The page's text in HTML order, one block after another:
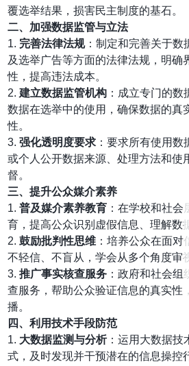
覆选举结果，损害民主制度的基石。
二、加强数据监管与立法
1. 完善法律法规：制定和完善关于数
及选举广告等方面的法律法规，明确
性，提高违法成本。
2.建立数据监管机构 ：成立专门的
数据在选举中的使用，确保数据的真
性。
3.强化透明度要求 ：要求所有使用
或个人公开数据来源、处理方法和使
督。
三、提升公众媒介素养
1.普及媒介素养教育 ：在学校和社
育，提高公众识别虚假信息、理解数
2.鼓励批判性思维 ：培养公众在面
不轻信、不盲从，学会从多个角度审
3.推广事实核查服务 ：政府和社会
查服务，帮助公众验证信息的真实性
播。
四、利用技术手段防范
1. 大数据监测与分析：运用大数据技
式，及时发现并干预潜在的信息操控